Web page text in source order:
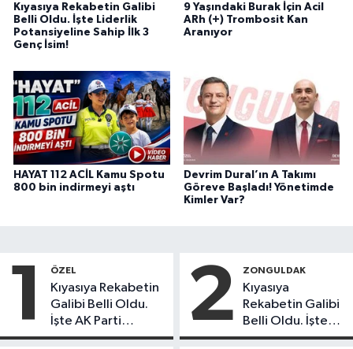
Kıyasıya Rekabetin Galibi
Belli Oldu. İşte Liderlik
Potansiyeline Sahip İlk 3
Genç İsim!
9 Yaşındaki Burak İçin Acil
ARh (+) Trombosit Kan
Aranıyor
HAYAT 112 ACİL Kamu Spotu
800 bin indirmeyi aştı
Devrim Dural’ın A Takımı
Göreve Başladı! Yönetimde
Kimler Var?
1 ÖZEL
Kıyasıya Rekabetin
Galibi Belli Oldu.
İşte AK Parti
Gençlerinden
2 ZONGULDAK
Kıyasıya
Rekabetin Galibi
Belli Oldu. İşte
Liderlik